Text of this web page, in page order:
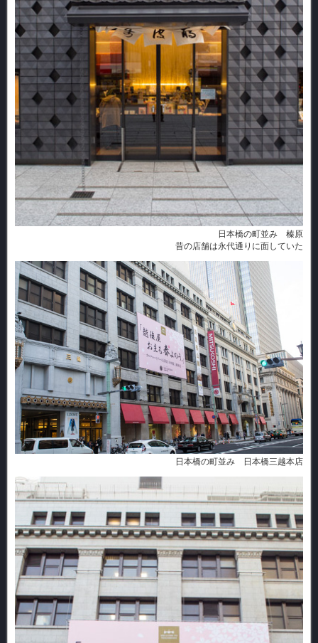
日本橋の町並み 榛原
昔の店舗は永代通りに面していた
日本橋の町並み 日本橋三越本店